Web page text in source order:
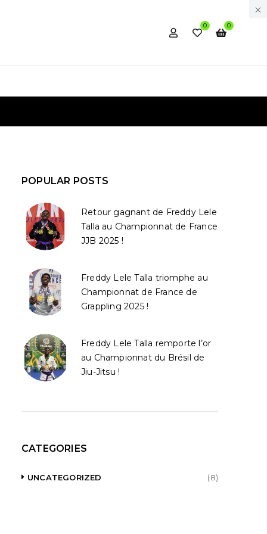
0 0
POPULAR POSTS
Retour gagnant de Freddy Lele
Talla au Championnat de France
JJB 2025 !
Freddy Lele Talla triomphe au
Championnat de France de
Grappling 2025 !
Freddy Lele Talla remporte l’or
au Championnat du Brésil de
Jiu-Jitsu !
CATEGORIES
UNCATEGORIZED (8)